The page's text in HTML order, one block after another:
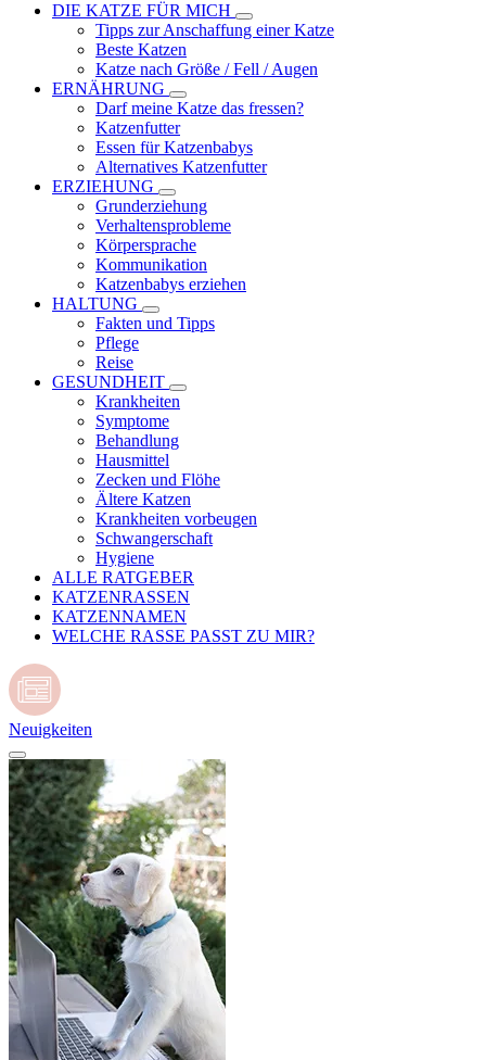
DIE KATZE FÜR MICH
Tipps zur Anschaffung einer Katze
Beste Katzen
Katze nach Größe / Fell / Augen
ERNÄHRUNG
Darf meine Katze das fressen?
Katzenfutter
Essen für Katzenbabys
Alternatives Katzenfutter
ERZIEHUNG
Grunderziehung
Verhaltensprobleme
Körpersprache
Kommunikation
Katzenbabys erziehen
HALTUNG
Fakten und Tipps
Pflege
Reise
GESUNDHEIT
Krankheiten
Symptome
Behandlung
Hausmittel
Zecken und Flöhe
Ältere Katzen
Krankheiten vorbeugen
Schwangerschaft
Hygiene
ALLE RATGEBER
KATZENRASSEN
KATZENNAMEN
WELCHE RASSE PASST ZU MIR?
Neuigkeiten